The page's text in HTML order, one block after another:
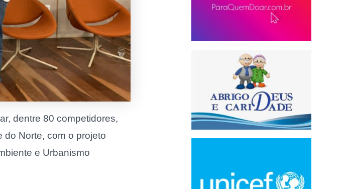
dentre 80 competidores,
do Norte, com o projeto
e Urbanismo